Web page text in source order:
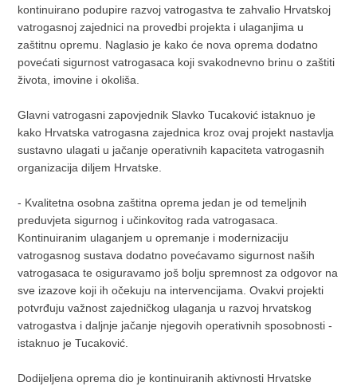
kontinuirano podupire razvoj vatrogastva te zahvalio Hrvatskoj
vatrogasnoj zajednici na provedbi projekta i ulaganjima u
zaštitnu opremu. Naglasio je kako će nova oprema dodatno
povećati sigurnost vatrogasaca koji svakodnevno brinu o zaštiti
života, imovine i okoliša.
Glavni vatrogasni zapovjednik Slavko Tucaković istaknuo je
kako Hrvatska vatrogasna zajednica kroz ovaj projekt nastavlja
sustavno ulagati u jačanje operativnih kapaciteta vatrogasnih
organizacija diljem Hrvatske.
- Kvalitetna osobna zaštitna oprema jedan je od temeljnih
preduvjeta sigurnog i učinkovitog rada vatrogasaca.
Kontinuiranim ulaganjem u opremanje i modernizaciju
vatrogasnog sustava dodatno povećavamo sigurnost naših
vatrogasaca te osiguravamo još bolju spremnost za odgovor na
sve izazove koji ih očekuju na intervencijama. Ovakvi projekti
potvrđuju važnost zajedničkog ulaganja u razvoj hrvatskog
vatrogastva i daljnje jačanje njegovih operativnih sposobnosti -
istaknuo je Tucaković.
Dodijeljena oprema dio je kontinuiranih aktivnosti Hrvatske